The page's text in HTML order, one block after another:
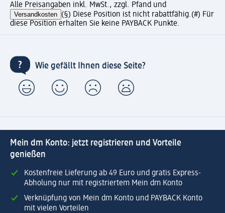
Alle Preisangaben inkl. MwSt., zzgl. Pfand und
Versandkosten (§) Diese Position ist nicht rabattfähig.(#) Für
diese Position erhalten Sie keine PAYBACK Punkte.
Wie gefällt Ihnen diese Seite?
Mein dm Konto: jetzt registrieren und Vorteile
genießen
Kostenfreie Lieferung ab 49 Euro und gratis Express-
Abholung nur mit registriertem Mein dm Konto
Verknüpfung von Mein dm Konto und PAYBACK Konto
mit vielen Vorteilen